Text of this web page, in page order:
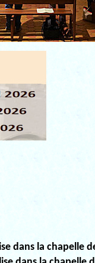
dans la chapelle